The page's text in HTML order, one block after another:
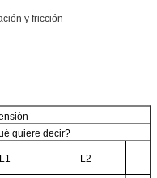
y fricción
quiere decir?
L1 L2